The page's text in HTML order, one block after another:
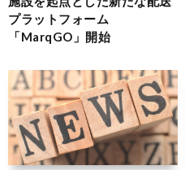
プラットフォーム
「MarqGO」開始